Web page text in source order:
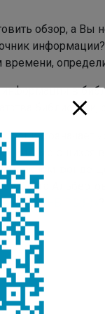
обзор, а Вы
в
библиотеки,
означает
имеющихся
книжном фонде
Ольга
«ЦДЧ НБ РС(Я)»